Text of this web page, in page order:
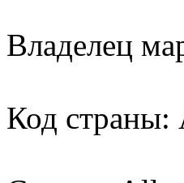
Владелец
Код страны: